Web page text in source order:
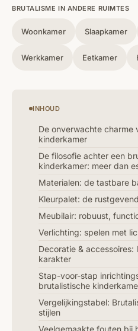
BRUTALISME IN ANDERE RUIMTES
Woonkamer Slaapkamer
Werkkamer Eetkamer
INHOUD
De onverwachte charme
kinderkamer
De filosofie achter een
kinderkamer: meer dan
Materialen: de tastbare
Kleurpalet: de
Meubilair: robuust,
Verlichting: spelen met
Decoratie & accessoires:
karakter
Stap-voor-stap
brutalistische
Vergelijkingstabel:
stijlen
Veelgemaakte fouten bij